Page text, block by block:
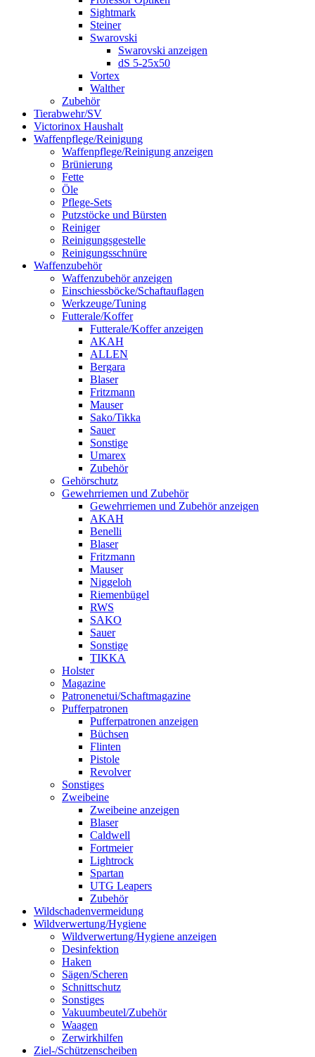
Sightmark
Steiner
Swarovski
Swarovski anzeigen
dS 5-25x50
Vortex
Walther
Zubehör
Tierabwehr/SV
Victorinox Haushalt
Waffenpflege/Reinigung
Waffenpflege/Reinigung anzeigen
Brünierung
Fette
Öle
Pflege-Sets
Putzstöcke und Bürsten
Reiniger
Reinigungsgestelle
Reinigungsschnüre
Waffenzubehör
Waffenzubehör anzeigen
Einschiessböcke/Schaftauflagen
Werkzeuge/Tuning
Futterale/Koffer
Futterale/Koffer anzeigen
AKAH
ALLEN
Bergara
Blaser
Fritzmann
Mauser
Sako/Tikka
Sauer
Sonstige
Umarex
Zubehör
Gehörschutz
Gewehrriemen und Zubehör
Gewehrriemen und Zubehör anzeigen
AKAH
Benelli
Blaser
Fritzmann
Mauser
Niggeloh
Riemenbügel
RWS
SAKO
Sauer
Sonstige
TIKKA
Holster
Magazine
Patronenetui/Schaftmagazine
Pufferpatronen
Pufferpatronen anzeigen
Büchsen
Flinten
Pistole
Revolver
Sonstiges
Zweibeine
Zweibeine anzeigen
Blaser
Caldwell
Fortmeier
Lightrock
Spartan
UTG Leapers
Zubehör
Wildschadenvermeidung
Wildverwertung/Hygiene
Wildverwertung/Hygiene anzeigen
Desinfektion
Haken
Sägen/Scheren
Schnittschutz
Sonstiges
Vakuumbeutel/Zubehör
Waagen
Zerwirkhilfen
Ziel-/Schützenscheiben